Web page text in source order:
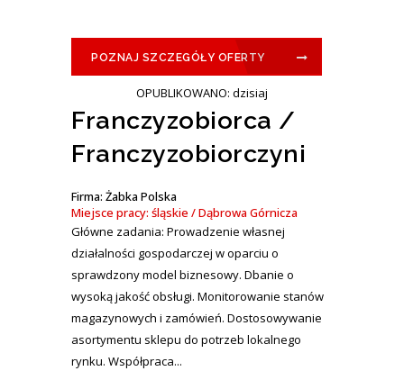
POZNAJ SZCZEGÓŁY OFERTY
OPUBLIKOWANO: dzisiaj
Franczyzobiorca /
Franczyzobiorczyni
Firma: Żabka Polska
Miejsce pracy: śląskie / Dąbrowa Górnicza
Główne zadania: Prowadzenie własnej
działalności gospodarczej w oparciu o
sprawdzony model biznesowy. Dbanie o
wysoką jakość obsługi. Monitorowanie stanów
magazynowych i zamówień. Dostosowywanie
asortymentu sklepu do potrzeb lokalnego
rynku. Współpraca...